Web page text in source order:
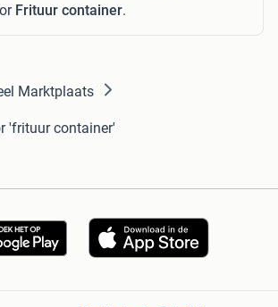
Frituur container.
Marktplaats
'frituur container'